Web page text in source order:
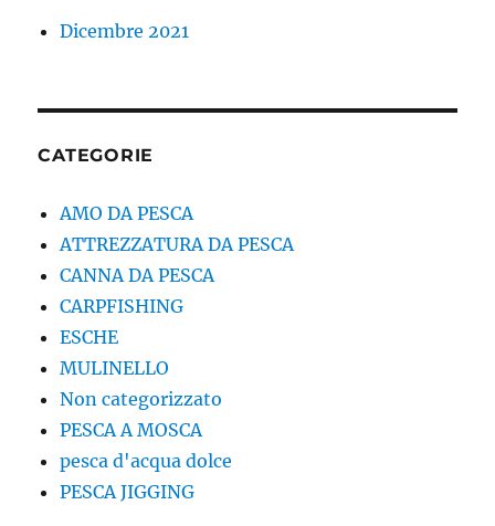
Dicembre 2021
CATEGORIE
AMO DA PESCA
ATTREZZATURA DA PESCA
CANNA DA PESCA
CARPFISHING
ESCHE
MULINELLO
Non categorizzato
PESCA A MOSCA
pesca d'acqua dolce
PESCA JIGGING